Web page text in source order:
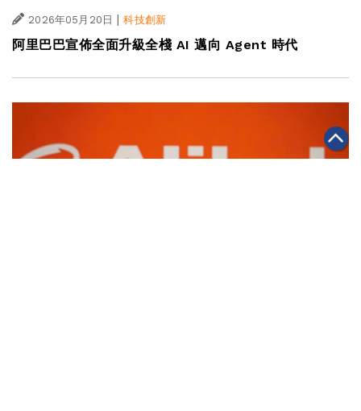
2026年05月20日 | 科技創新
阿里巴巴宣佈全面升級全棧 AI 邁向 Agent 時代